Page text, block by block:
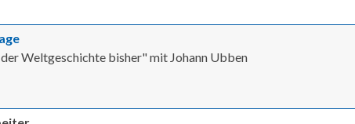
Weltgeschichte bisher" mit Johann Ubben